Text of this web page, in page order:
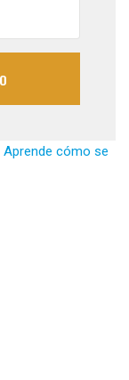
Aprende cómo se